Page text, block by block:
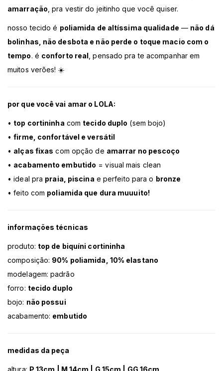
amarração, pra vestir do jeitinho que você quiser.
nosso tecido é poliamida de altíssima qualidade — não dá
bolinhas, não desbota e não perde o toque macio com o
tempo. é conforto real, pensado pra te acompanhar em
muitos verões! ☀️
por que você vai amar o LOLA:
• top cortininha com tecido duplo (sem bojo)
•firme, confortável e versátil
• alças fixas com opção de amarrar no pescoço
• acabamento embutido = visual mais clean
• ideal pra praia, piscina e perfeito para o bronze
• feito com poliamida que dura muuuito!
informações técnicas
produto: top de biquíni cortininha
composição: 90% poliamida, 10% elastano
modelagem: padrão
forro: tecido duplo
bojo: não possui
acabamento: embutido
medidas da peça